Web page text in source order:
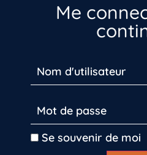
Me
Se souvenir de moi